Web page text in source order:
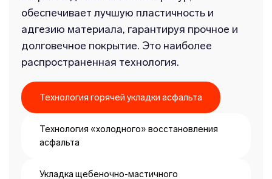
обеспечивает лучшую пластичность и
адгезию материала, гарантируя прочное и
долговечное покрытие. Это наиболее
распространенная технология.
Технология горячей укладки асфальта
Технология «холодного» восстановления
асфальта
Укладка щебеночно-мастичного